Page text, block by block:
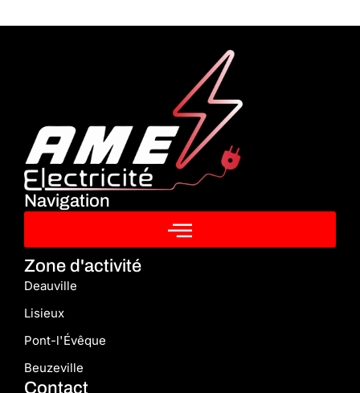
Navigation
Zone d'activité
Deauville
Lisieux
Pont-l'Évêque
Beuzeville
Contact